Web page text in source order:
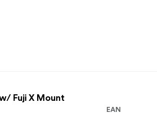
Fuji X Mount
EAN